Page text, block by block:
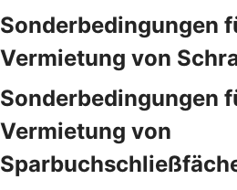
Sonderbedingungen
Vermietung von
Sonderbedingungen
Vermietung von